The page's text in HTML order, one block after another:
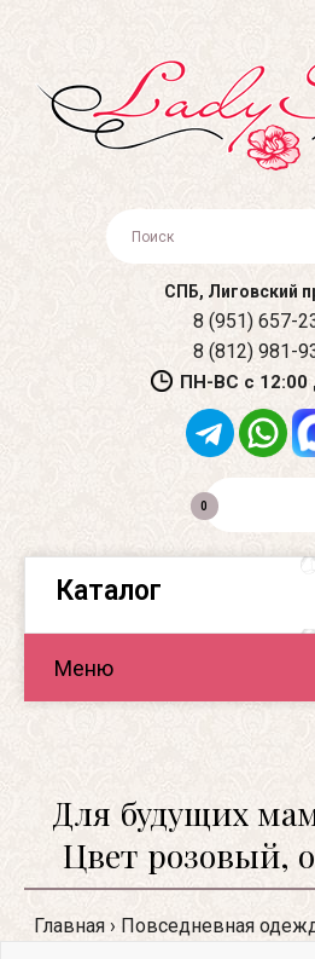
СПБ, Лиговский
8 (951) 657-
8 (812) 981-
ПН-ВС с 12:00
0
Каталог
Меню
Для будущих
Цвет розовый,
Главная Повседневная